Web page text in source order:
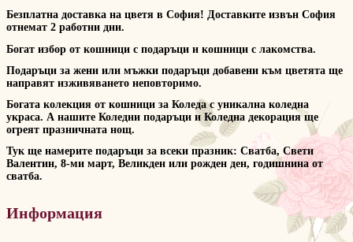
Безплатна доставка на цветя в София! Доставките извън София
отнемат 2 работни дни.
Богат избор от кошници с подаръци и кошници с лакомства.
Подаръци за жени или мъжки подаръци добавени към цветята ще
направят изживяването неповторимо.
Богата колекция от кошници за Коледа с уникална коледна
украса. А нашите Коледни подаръци и Коледна декорация ще
огреят празничната нощ.
Тук ще намерите подаръци за всеки празник: Сватба, Свети
Валентин, 8-ми март, Великден или рожден ден, годишнина от
сватба.
Информация